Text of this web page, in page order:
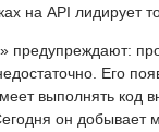
на API лидирует
Его
выполнять код
он добывает